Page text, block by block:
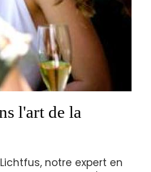
l'art de la
notre expert en